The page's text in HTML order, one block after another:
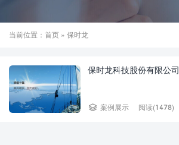
当前位置： 首页 » 保时龙
保时龙科技股份有限公司
 案例展示 阅读(1478)